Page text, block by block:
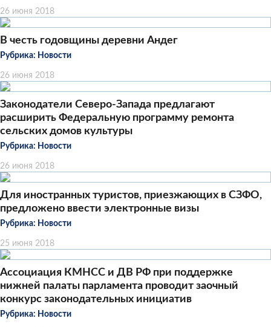
26 июня 2018
В честь годовщины деревни Андег
Рубрика: Новости
26 июня 2018
Законодатели Северо-Запада предлагают
расширить Федеральную программу ремонта
сельских домов культуры
Рубрика: Новости
26 июня 2018
Для иностранных туристов, приезжающих в СЗФО,
предложено ввести электронные визы
Рубрика: Новости
25 июня 2018
Ассоциация КМНСС и ДВ РФ при поддержке
нижней палаты парламента проводит заочный
конкурс законодательных инициатив
Рубрика: Новости